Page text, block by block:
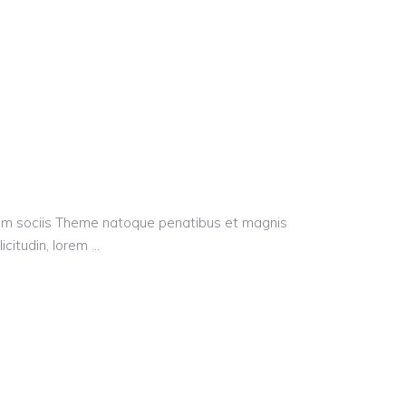
sociis Theme natoque penatibus et magnis
lorem